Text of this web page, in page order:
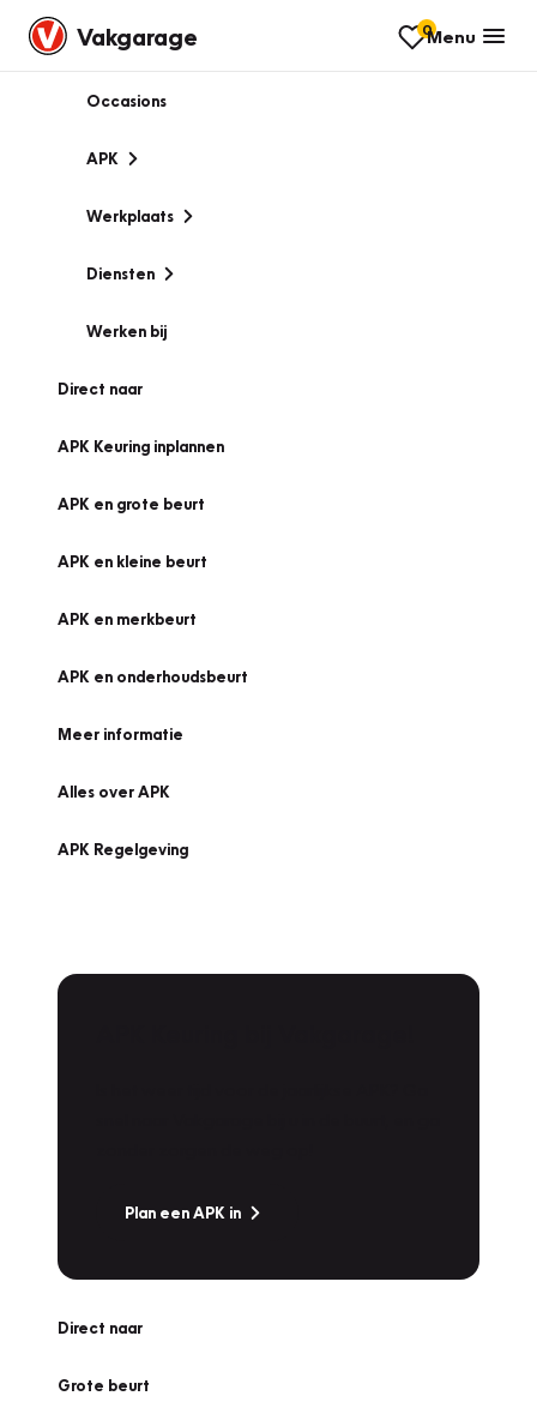
Vakgarage 0Menu
Occasions
APK
Werkplaats
Diensten
Werken bij
Direct naar
APK Keuring inplannen
APK en grote beurt
APK en kleine beurt
APK en merkbeurt
APK en onderhoudsbeurt
Meer informatie
Alles over APK
APK Regelgeving
Plan een APK in
Direct naar
Grote beurt